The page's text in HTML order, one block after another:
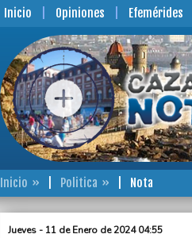
Inicio Opiniones Efemérides
Inicio Politica Nota
Jueves - 11 de Enero de 2024 04:55